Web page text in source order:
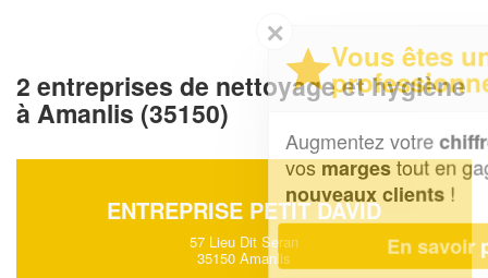
2 entreprises de nettoyage et hygiène
à Amanlis (35150)
ENTREPRISE PETIT DAVID
57 Lieu Dit Seran
35150 Amanlis
Vous êtes un
professionnel ?
Augmentez votrechiffre d'affaireset
vosmargestout en gagnant de
nouveaux clients!
En savoir plus